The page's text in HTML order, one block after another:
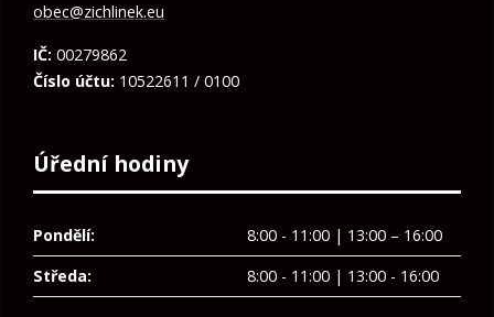
obec@zichlinek.eu
IČ: 00279862
Číslo účtu: 10522611 / 0100
Úřední hodiny
Pondělí:
8:00 - 11:00 | 13:00 – 16:00
Středa:
8:00 - 11:00 | 13:00 - 16:00